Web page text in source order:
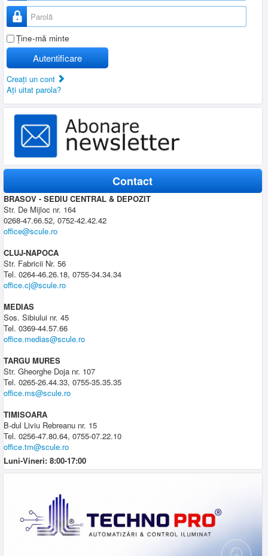
Parolă
Ţine-mă minte
Autentificare
Creaţi un cont
Aţi uitat parola?
Contact
BRASOV - SEDIU CENTRAL & DEPOZIT
Str. De Mijloc nr. 164
0268-47.66.52, 0752-42.42.42
office@scule.ro
CLUJ-NAPOCA
Str. Fabricii Nr. 56
Tel. 0264-46.26.18, 0755-34.34.34
office.cj@scule.ro
MEDIAS
Sos. Sibiului nr. 45
Tel. 0369-44.57.66
office.medias@scule.ro
TARGU MURES
Str. Gheorghe Doja nr. 107
Tel. 0265-26.44.33, 0755-35.35.35
office.ms@scule.ro
TIMISOARA
B-dul Liviu Rebreanu nr. 15
Tel. 0256-47.80.64, 0755-07.22.10
office.tm@scule.ro
Luni-Vineri: 8:00-17:00